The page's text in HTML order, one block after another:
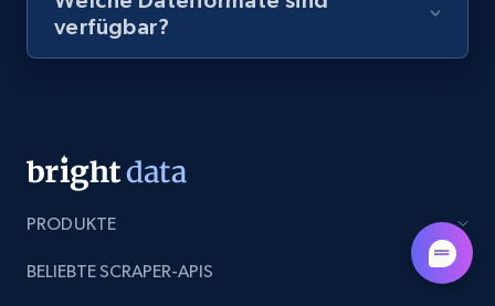
URL, Product name, Product rating, Product
rating object, Product rating max, Rating,
Author name, Asin, and more.
TikTok - Posts
URL, Post id, Description, Create time, Digg
verfügbar?
PRODUKTE
BELIEBTE SCRAPER-APIS